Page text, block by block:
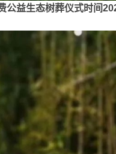
公益生态树葬仪式时间